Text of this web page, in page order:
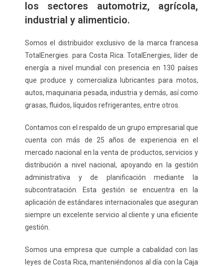
los sectores automotriz, agrícola,
industrial y alimenticio.
Somos el distribuidor exclusivo de la marca francesa
TotalEnergies. para Costa Rica. TotalEnergies, líder de
energía a nivel mundial con presencia en 130 países
que produce y comercializa lubricantes para motos,
autos, maquinaria pesada, industria y demás, así como
grasas, fluidos, líquidos refrigerantes, entre otros.
Contamos con el respaldo de un grupo empresarial que
cuenta con más de 25 años de experiencia en el
mercado nacional en la venta de productos, servicios y
distribución a nivel nacional, apoyando en la gestión
administrativa y de planificación mediante la
subcontratación. Esta gestión se encuentra en la
aplicación de estándares internacionales que aseguran
siempre un excelente servicio al cliente y una eficiente
gestión.
Somos una empresa que cumple a cabalidad con las
leyes de Costa Rica, manteniéndonos al día con la Caja